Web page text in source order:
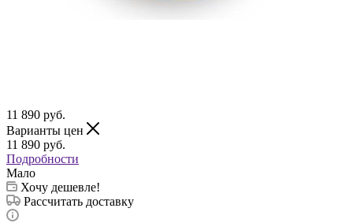
11 890 руб.
Варианты цен
11 890 руб.
Подробности
Мало
Хочу дешевле!
Рассчитать доставку